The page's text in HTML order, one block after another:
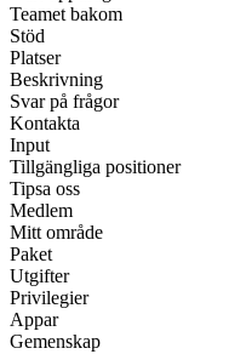
Teamet bakom
Stöd
Platser
Beskrivning
Svar på frågor
Kontakta
Input
Tillgängliga positioner
Tipsa oss
Medlem
Mitt område
Paket
Utgifter
Privilegier
Appar
Gemenskap